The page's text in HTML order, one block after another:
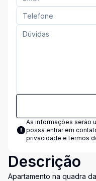
As informações serão
possa entrar em
privacidade e termos
Descrição
Apartamento na quadra